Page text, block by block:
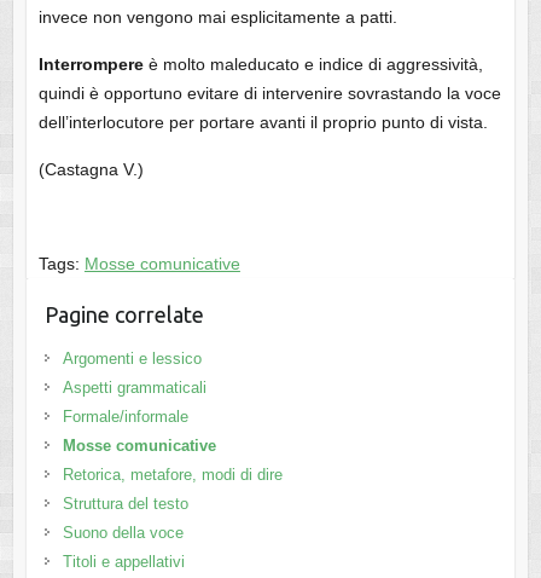
invece non vengono mai esplicitamente a patti.
Interrompere è molto maleducato e indice di aggressività,
quindi è opportuno evitare di intervenire sovrastando la voce
dell’interlocutore per portare avanti il proprio punto di vista.
(Castagna V.)
Tags: Mosse comunicative
Pagine correlate
Argomenti e lessico
Aspetti grammaticali
Formale/informale
Mosse comunicative
Retorica, metafore, modi di dire
Struttura del testo
Suono della voce
Titoli e appellativi